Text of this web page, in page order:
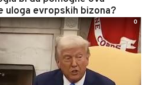
uloga evropskih bizona?
0